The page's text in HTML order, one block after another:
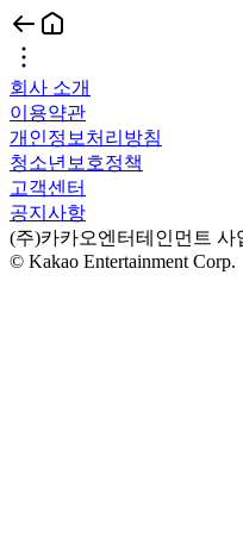
회사 소개
이용약관
개인정보처리방침
청소년보호정책
고객센터
공지사항
(주)카카오엔터테인먼트 사
© Kakao Entertainment Corp.